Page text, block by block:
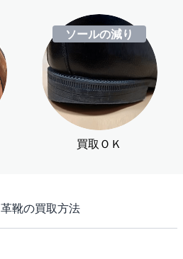
ソールの減り
買取ＯＫ
革靴の買取方法